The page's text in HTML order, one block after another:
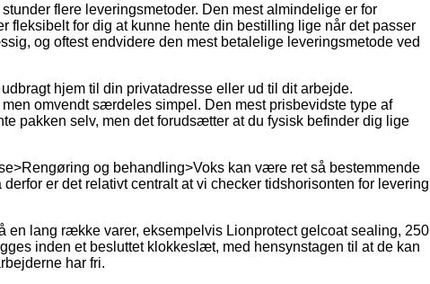
flere leveringsmetoder. Den mest almindelige er for
for dig at kunne hente din bestilling lige når det passer
og oftest endvidere den mest betalelige leveringsmetode ved
hjem til din privatadresse eller ud til dit arbejde.
omvendt særdeles simpel. Den mest prisbevidste type af
pakken selv, men det forudsætter at du fysisk befinder dig lige
og behandling>Voks kan være ret så bestemmende
er det relativt centralt at vi checker tidshorisonten for levering
en lang række varer, eksempelvis Lionprotect gelcoat sealing, 250
inden et besluttet klokkeslæt, med hensynstagen til at de kan
har fri.